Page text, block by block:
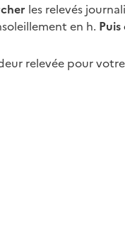
les relevés
en h.
relevée pour